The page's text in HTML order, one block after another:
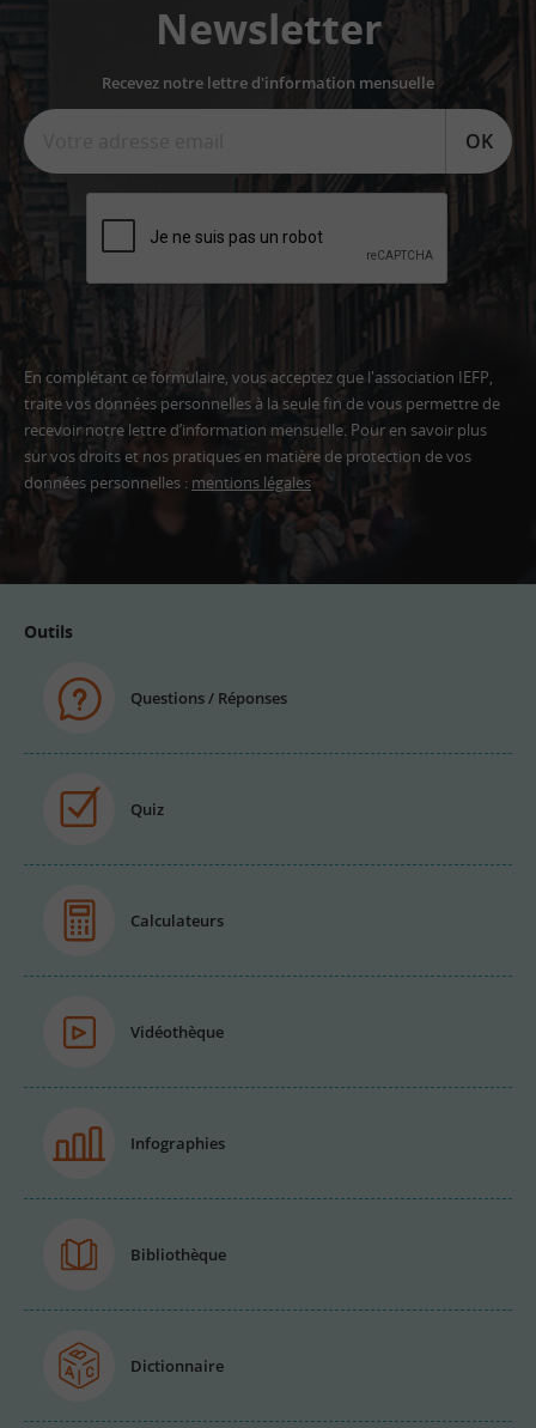
Newsletter
Recevez notre lettre d'information mensuelle
OK
En complétant ce formulaire, vous acceptez que l'association IEFP,
traite vos données personnelles à la seule fin de vous permettre de
recevoir notre lettre d’information mensuelle. Pour en savoir plus
sur vos droits et nos pratiques en matière de protection de vos
données personnelles : mentions légales
Outils
Questions / Réponses
Quiz
Calculateurs
Vidéothèque
Infographies
Bibliothèque
Dictionnaire